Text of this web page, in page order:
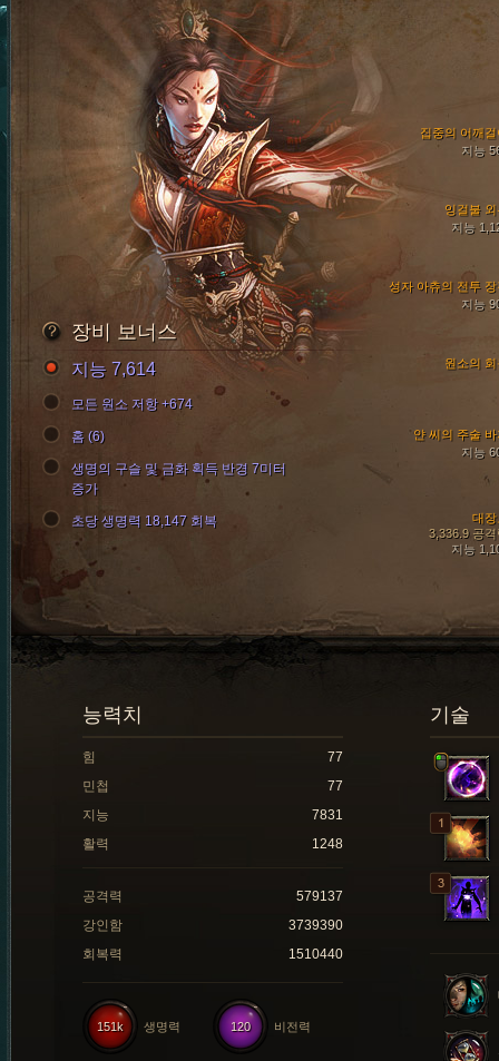
잉걸불 외
지능
성자 아츄의 전투 장
지능
집중의 어깨걸
지능
얀 씨의 주술 바
지능
대장
3,336.9 공격
지능
원소의 회
장비 보너스
지능 7,614
모든 원소 저항 +674
홈 (6)
생명의 구슬 및 금화 획득 반경 7미터
증가
초당 생명력 18,147 회복
기술
능력치
힘
77
민첩
77
지능
7831
활력
1248
공격력
579137
강인함
3739390
회복력
1510440
120 비전력
151k 생명력